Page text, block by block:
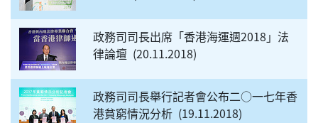
政務司司長出席「香港海運週2018」法
律論壇 20.11.2018
政務司司長舉行記者會公布二○一七年香
港貧窮情況分析 19.11.2018